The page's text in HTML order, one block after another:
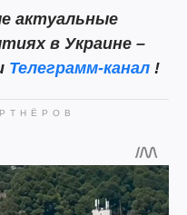
актуальные
в Украине –
Телеграмм-канал !